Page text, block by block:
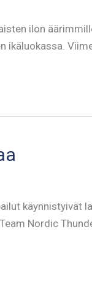
ilon
ikäluokassa.
käynnistyivät
Nordic